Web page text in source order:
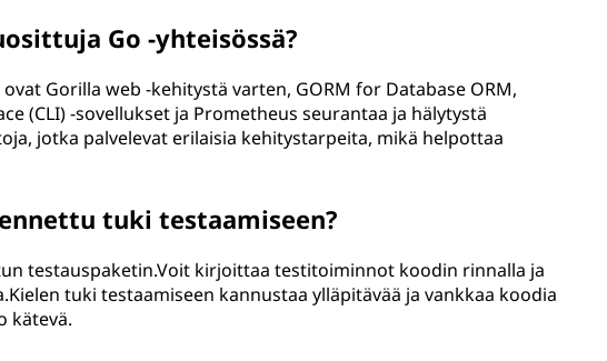
Go -yhteisössä?
Gorilla web -kehitystä varten, GORM for Database ORM,
(CLI) -sovellukset ja Prometheus seurantaa ja hälytystä
jotka palvelevat erilaisia kehitystarpeita, mikä helpottaa
tuki testaamiseen?
testauspaketin.Voit kirjoittaa testitoiminnot koodin rinnalla ja
tuki testaamiseen kannustaa ylläpitävää ja vankkaa koodia
kätevä.